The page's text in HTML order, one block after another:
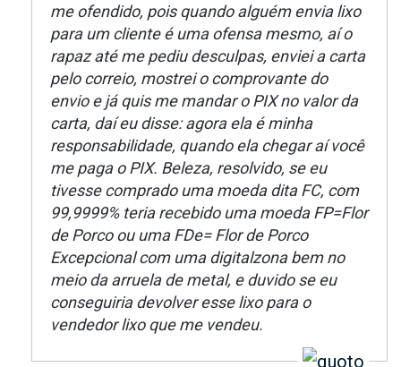
me ofendido, pois quando alguém envia lixo
para um cliente é uma ofensa mesmo, aí o
rapaz até me pediu desculpas, enviei a carta
pelo correio, mostrei o comprovante do
envio e já quis me mandar o PIX no valor da
carta, daí eu disse: agora ela é minha
responsabilidade, quando ela chegar aí você
me paga o PIX. Beleza, resolvido, se eu
tivesse comprado uma moeda dita FC, com
99,9999% teria recebido uma moeda FP=Flor
de Porco ou uma FDe= Flor de Porco
Excepcional com uma digitalzona bem no
meio da arruela de metal, e duvido se eu
conseguiria devolver esse lixo para o
vendedor lixo que me vendeu.